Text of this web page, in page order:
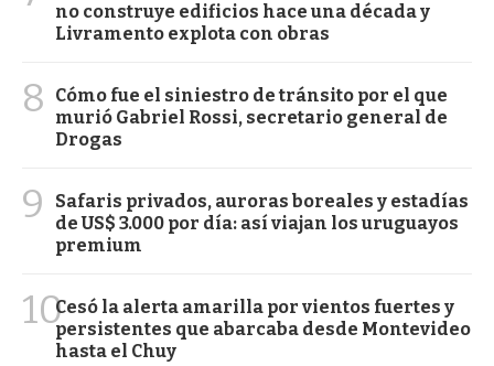
no construye edificios hace una década y
Livramento explota con obras
8
Cómo fue el siniestro de tránsito por el que
murió Gabriel Rossi, secretario general de
Drogas
9
Safaris privados, auroras boreales y estadías
de US$ 3.000 por día: así viajan los uruguayos
premium
10Cesó la alerta amarilla por vientos fuertes y
persistentes que abarcaba desde Montevideo
hasta el Chuy